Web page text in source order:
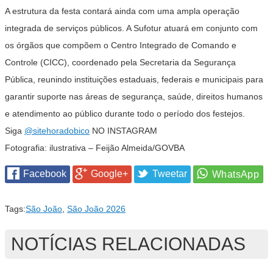
A estrutura da festa contará ainda com uma ampla operação
integrada de serviços públicos. A Sufotur atuará em conjunto com
os órgãos que compõem o Centro Integrado de Comando e
Controle (CICC), coordenado pela Secretaria da Segurança
Pública, reunindo instituições estaduais, federais e municipais para
garantir suporte nas áreas de segurança, saúde, direitos humanos
e atendimento ao público durante todo o período dos festejos.
Siga @sitehoradobico NO INSTAGRAM
Fotografia: ilustrativa – Feijão Almeida/GOVBA
Facebook Google+ Tweetar
Tags:São João São João 2026
NOTÍCIAS RELACIONADAS